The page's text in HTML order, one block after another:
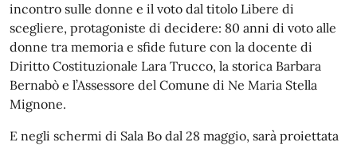
incontro sulle donne e il voto dal titolo Libere di
scegliere, protagoniste di decidere: 80 anni di voto alle
donne tra memoria e sfide future con la docente di
Diritto Costituzionale Lara Trucco, la storica Barbara
Bernabò e l’Assessore del Comune di Ne Maria Stella
Mignone.
E negli schermi di Sala Bo dal 28 maggio, sarà proiettata